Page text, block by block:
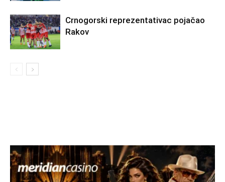
Crnogorski reprezentativac pojačao
Rakov